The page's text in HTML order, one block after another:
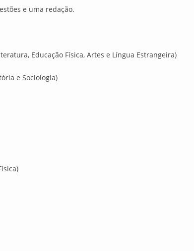
e uma redação.
Educação Física, Artes e Língua Estrangeira)
e Sociologia)